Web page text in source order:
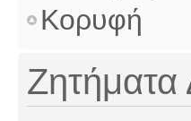
Κορυφή
Ζητήματα